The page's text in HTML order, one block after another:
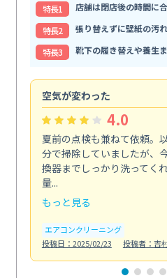
特⻑1
店舗は閉店後の時間に
特⻑2
張り替えずに壁紙の汚
特⻑3
靴下の履き替えや養生
空気が変わった
4.0
夏前の点検も兼ねて依頼。
分で掃除していましたが、
換器までしっかり洗ってく
量...
もっと見る
エアコンクリーニング
投稿日：2025/02/23
投稿者：吉